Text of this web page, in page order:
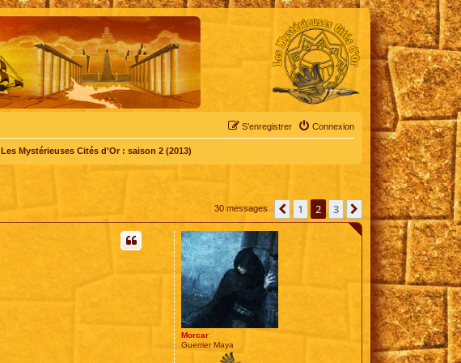
Connexion
S’enregistrer
Les Mystérieuses Cités d'Or : saison 2 (2013)
30 messages Précédente
1 2 3 Suivante
Morcar
Guerrier Maya